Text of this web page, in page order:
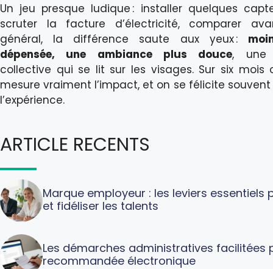
Un jeu presque ludique : installer quelques
scruter la facture d’électricité, comparer
général, la différence saute aux yeux :
dépensée, une ambiance plus douce, une
collective qui se lit sur les visages. Sur six mois
mesure vraiment l’impact, et on se félicite souvent
l’expérience.
ARTICLE RECENTS
Marque employeur : les leviers essentiels
et fidéliser les talents
Les démarches administratives facilitées
recommandée électronique